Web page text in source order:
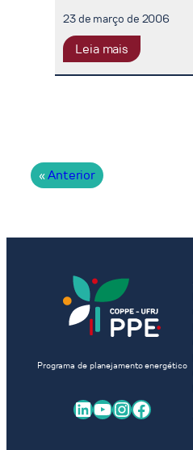
23 de março de 2006
Leia mais
«Anterior
Programa de planejamento energético
LinkedIn Youtube InstagramFacebook